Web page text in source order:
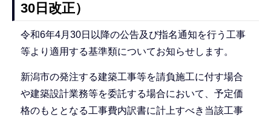
30日改正）
令和6年4月30日以降の公告及び指名通知を行う工事
等より適用する基準類についてお知らせします。
新潟市の発注する建築工事等を請負施工に付す場合
や建築設計業務等を委託する場合において、予定価
格のもととなる工事費内訳書に計上すべき当該工事